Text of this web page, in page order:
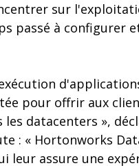
sur
passé à configurer
pour offrir aux
datacenters »,
: « Hortonworks
leur assure une